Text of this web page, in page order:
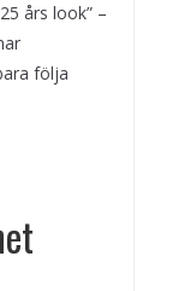
års look” –
följa